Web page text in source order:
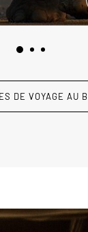
DE VOYAGE AU